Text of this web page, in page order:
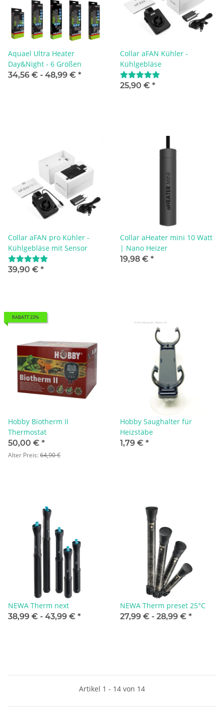
Aquael Ultra Heater
Day&Night - 6 Größen
34,56 € - 48,99 € *
Collar aFAN Kühler -
Kühlgebläse
25,90 € *
Collar aFAN pro Kühler -
Kühlgebläse mit Sensor
39,90 € *
Collar aHeater mini 10 Watt
| Nano Heizer
19,98 € *
RABATT 23%
Hobby Biotherm II
Thermostat
50,00 € *
Alter Preis:64,90 €
Hobby Saughalter für
Heizstäbe
1,79 € *
NEWA Therm next
38,99 € - 43,99 € *
NEWA Therm preset 25°C
27,99 € - 28,99 € *
Artikel 1 - 14 von 14